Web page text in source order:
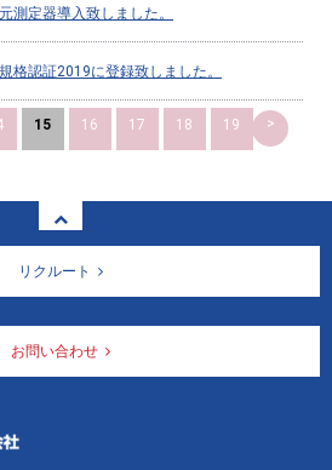
測定器導入致しました。
格認証2019に登録致しました。
15 16 17 18 19 >
リクルート
お問い合わせ